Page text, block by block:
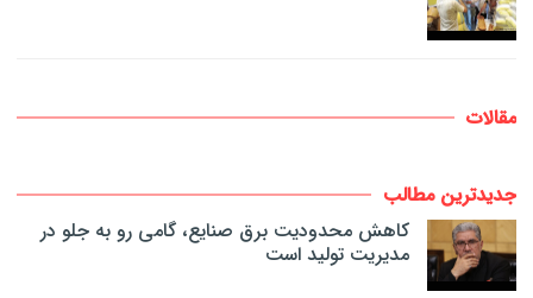
مقالات
جدیدترین مطالب
کاهش محدودیت برق صنایع، گامی رو به جلو در
مدیریت تولید است